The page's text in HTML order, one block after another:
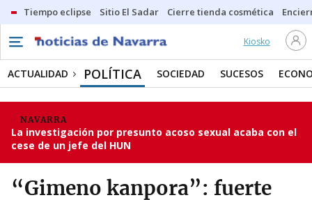
Tiempo eclipse Sitio El Sadar Cierre tienda cosmética
Kiosko
ACTUALIDAD POLÍTICA SOCIEDAD SUCESOS
NAVARRA
La investigación por presunto acoso sexual acaba con el
cese de un jefe del HUN
“Gimeno kanpora”: fuerte